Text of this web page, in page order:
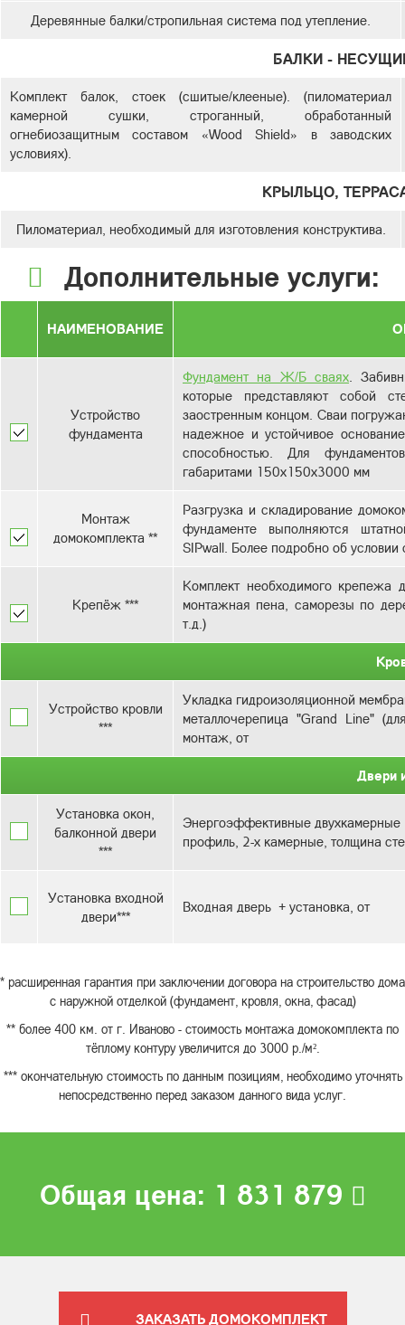
Деревянные балки/стропильная система под утепление.
БАЛКИ -
Комплект балок, стоек (сшитые/клееные). (пиломатериал
камерной сушки, строганный, обработанный
огнебиозащитным составом «Wood Shield» в заводских
условиях).
КРЫЛЬЦО,
Пиломатериал, необходимый для изготовления конструктива.
Дополнительные услуги:
НАИМЕНОВАНИЕ
Устройство
фундамента
Фундамент на Ж/Б сваях .
которые представляют собой
заостренным концом. Сваи
надежное и устойчивое
способностью. Для
Монтаж
домокомплекта **
Разгрузка и складирование
фундаменте выполняются
SIPwall. Более подробно об
Крепёж ***
Комплект необходимого крепежа
монтажная пена, саморезы по
т.д.)
Устройство кровли
***
Укладка гидроизоляционной
металлочерепица "Grand Line"
монтаж, от
Двери
Установка окон,
балконной двери
***
Энергоэффективные
профиль, 2-х камерные, толщина
Установка входной
двери***
Входная дверь + установка, от
* расширенная гарантия при заключении договора на строительство дома
с наружной отделкой (фундамент, кровля, окна, фасад)
** более 400 км. от г. Иваново - стоимость монтажа домокомплекта по
тёплому контуру увеличится до 3000 р./м².
*** окончательную стоимость по данным позициям, необходимо уточнять
непосредственно перед заказом данного вида услуг.
Общая цена: 1 831 879
ЗАКАЗАТЬ ДОМОКОМПЛЕКТ